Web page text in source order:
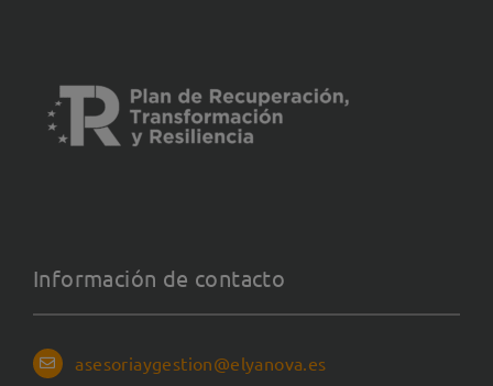
Información de contacto
asesoriaygestion@elyanova.es